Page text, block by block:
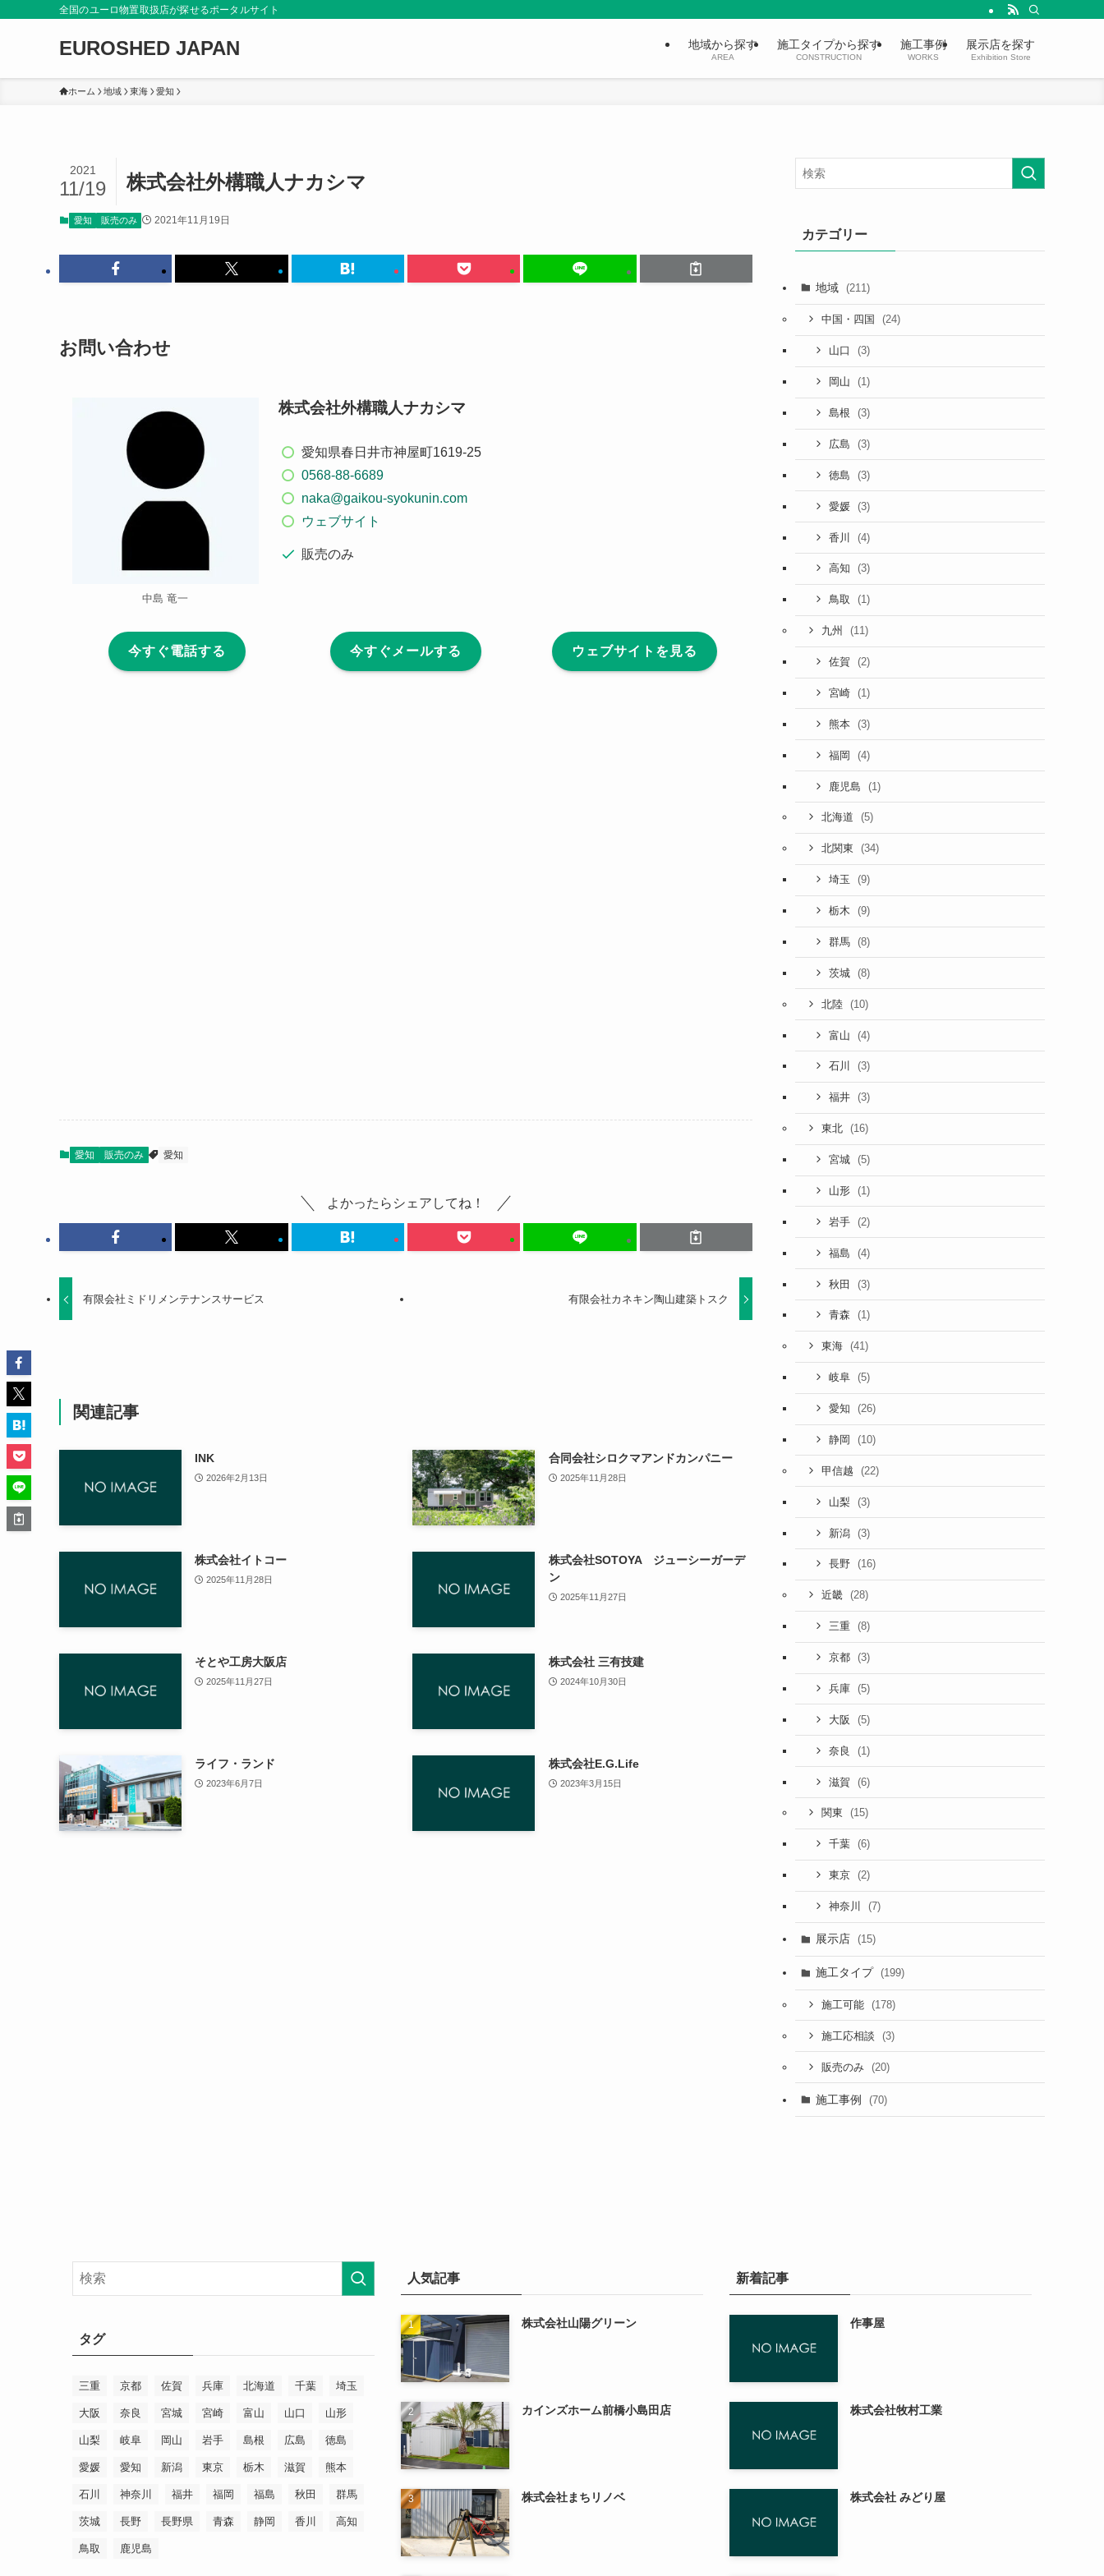
全国のユーロ物置取扱店が探せるポータルサイト
EUROSHED JAPAN 地域から探す
AREA
施工タイプから探す
CONSTRUCTION
施工事例
WORKS
展示店を探す
Exhibition Store
ホーム 地域 東海 愛知
株式会社外構職人ナカシマ
2021
11/19
愛知 販売のみ 2021年11月19日
お問い合わせ
中島 竜一
株式会社外構職人ナカシマ
愛知県春日井市神屋町1619-25
0568-88-6689
naka@gaikou-syokunin.com
ウェブサイト
販売のみ
今すぐ電話する 今すぐメールする ウェブサイトを見る
愛知 販売のみ 愛知
よかったらシェアしてね！
有限会社ミドリメンテナンスサービス 有限会社カネキン陶山建築トスク
関連記事
INK
2026年2月13日
合同会社シロクマアンドカンパニー
2025年11月28日
株式会社イトコー
2025年11月28日
株式会社SOTOYA ジューシーガーデ
ン
2025年11月27日
そとや工房大阪店
2025年11月27日
株式会社 三有技建
2024年10月30日
ライフ・ランド
2023年6月7日
株式会社E.G.Life
2023年3月15日
カテゴリー
地域 (211)
中国・四国 (24)
山口 (3)
岡山 (1)
島根 (3)
広島 (3)
徳島 (3)
愛媛 (3)
香川 (4)
高知 (3)
鳥取 (1)
九州 (11)
佐賀 (2)
宮崎 (1)
熊本 (3)
福岡 (4)
鹿児島 (1)
北海道 (5)
北関東 (34)
埼玉 (9)
栃木 (9)
群馬 (8)
茨城 (8)
北陸 (10)
富山 (4)
石川 (3)
福井 (3)
東北 (16)
宮城 (5)
山形 (1)
岩手 (2)
福島 (4)
秋田 (3)
青森 (1)
東海 (41)
岐阜 (5)
愛知 (26)
静岡 (10)
甲信越 (22)
山梨 (3)
新潟 (3)
長野 (16)
近畿 (28)
三重 (8)
京都 (3)
兵庫 (5)
大阪 (5)
奈良 (1)
滋賀 (6)
関東 (15)
千葉 (6)
東京 (2)
神奈川 (7)
展示店 (15)
施工タイプ (199)
施工可能 (178)
施工応相談 (3)
販売のみ (20)
施工事例 (70)
タグ
三重 京都 佐賀 兵庫 北海道 千葉 埼玉
大阪 奈良 宮城 宮崎 富山 山口 山形
山梨 岐阜 岡山 岩手 島根 広島 徳島
愛媛 愛知 新潟 東京 栃木 滋賀 熊本
石川 神奈川 福井 福岡 福島 秋田 群馬
茨城 長野 長野県 青森 静岡 香川 高知
鳥取 鹿児島
人気記事
株式会社山陽グリーン
カインズホーム前橋小島田店
株式会社まちリノベ
新着記事
作事屋
株式会社牧村工業
株式会社 みどり屋